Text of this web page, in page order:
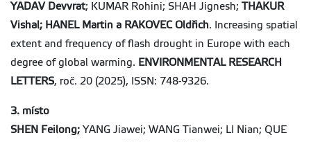
YADAV Devvrat; KUMAR Rohini; SHAH Jignesh; THAKUR
Vishal; HANEL Martin a RAKOVEC Oldřich. Increasing spatial
extent and frequency of flash drought in Europe with each
degree of global warming. ENVIRONMENTAL RESEARCH
LETTERS, roč. 20 (2025), ISSN: 748-9326.
3. místo
SHEN Feilong; YANG Jiawei; WANG Tianwei; LI Nian; QUE